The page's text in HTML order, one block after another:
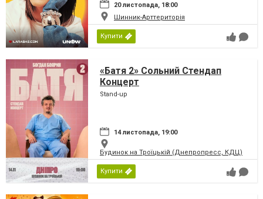
20 листопада, 18:00
Шинник-Арттериторія
Купити
«Батя 2» Сольний Стендап
Концерт
Stand-up
14 листопада, 19:00
Будинок на Троїцькій (Днепропресс, КДЦ)
Купити